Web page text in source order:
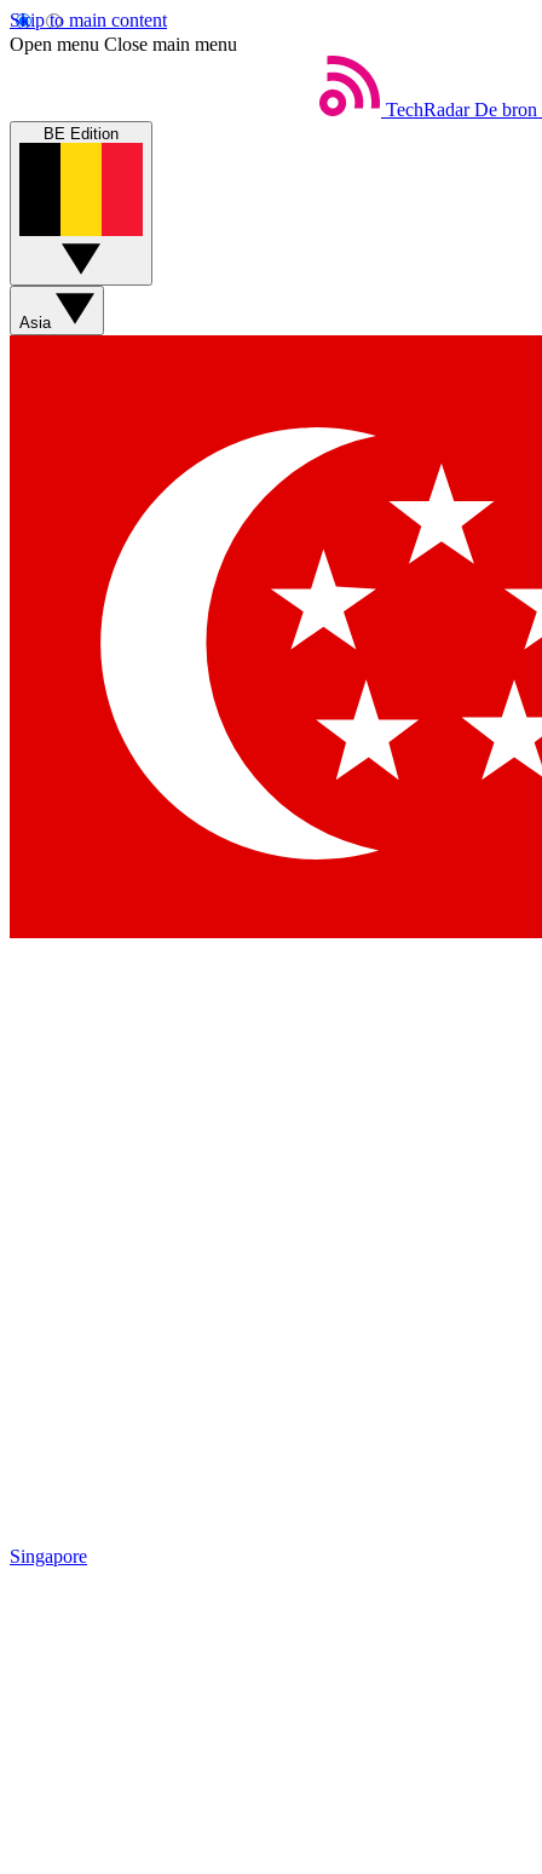
Skip to main content
Open menu Close main menu
TechRadar De bron
BE Edition
Asia
Singapore